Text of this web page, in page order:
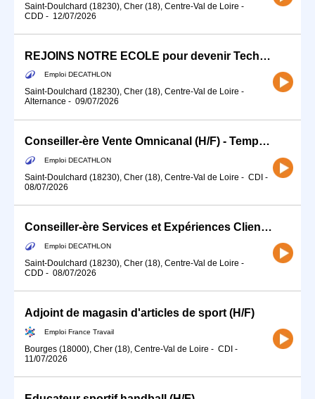
Saint-Doulchard (18230), Cher (18), Centre-Val de Loire -
CDD - 12/07/2026
REJOINS NOTRE ECOLE pour devenir Technicien-ne Atelier
Emploi DECATHLON
Saint-Doulchard (18230), Cher (18), Centre-Val de Loire -
Alternance - 09/07/2026
Conseiller-ère Vente Omnicanal (H/F) - Temps partiel
Emploi DECATHLON
Saint-Doulchard (18230), Cher (18), Centre-Val de Loire - CDI -
08/07/2026
Conseiller-ère Services et Expériences Client (H/F) - Temps partiel
Emploi DECATHLON
Saint-Doulchard (18230), Cher (18), Centre-Val de Loire -
CDD - 08/07/2026
Adjoint de magasin d'articles de sport (H/F)
Emploi France Travail
Bourges (18000), Cher (18), Centre-Val de Loire - CDI -
11/07/2026